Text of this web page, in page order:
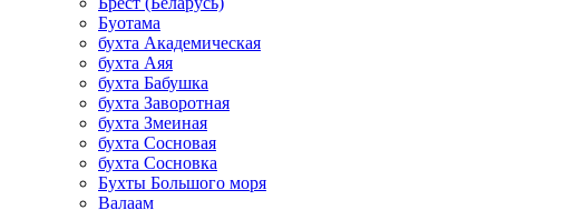
Буотама
бухта Академическая
бухта Аяя
бухта Бабушка
бухта Заворотная
бухта Змеиная
бухта Сосновая
бухта Сосновка
Бухты Большого моря
Валаам